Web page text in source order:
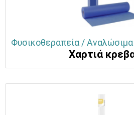
Φυσικοθεραπεία /
Χαρτιά